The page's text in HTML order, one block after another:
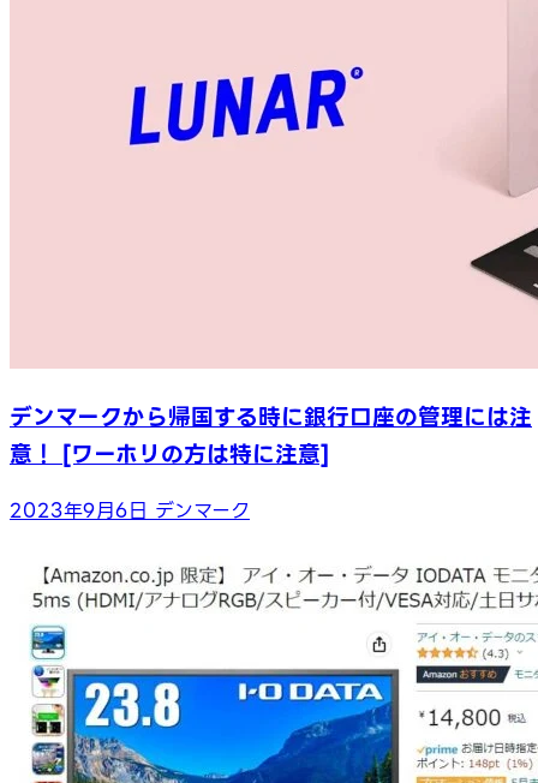
デンマークから帰国する時に銀行口座の管理には注
意！ [ワーホリの方は特に注意]
2023年9月6日 デンマーク